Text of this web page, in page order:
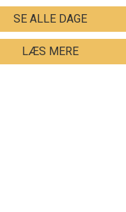
SE ALLE DAGE
LÆS MERE